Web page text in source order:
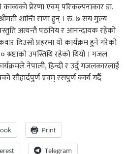
प्रेरणा एवम् परिकल्पनाकार डा.
शान्ति राणा हुन् । रु. ७ सय मुल्य
अत्यन्तै पठनिय र आनन्दायक रहेको
दिउसो प्रहरमा यो कार्यक्रम हुने गरेको
उपस्तिथि रहेको थियोे । गजल
नेपाली, हिन्दी र उर्दु गजलकारलाई
एवम् रसपुर्ण कार्य गर्दै
Print
Telegram